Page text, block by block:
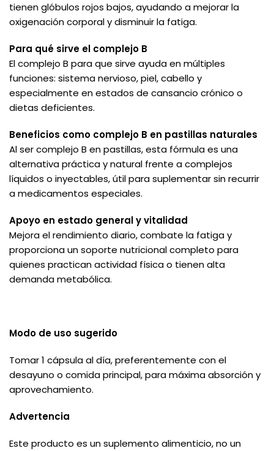
tienen glóbulos rojos bajos, ayudando a mejorar la
oxigenación corporal y disminuir la fatiga.
Para qué sirve el complejo B
El complejo B para que sirve ayuda en múltiples
funciones: sistema nervioso, piel, cabello y
especialmente en estados de cansancio crónico o
dietas deficientes.
Beneficios como complejo B en pastillas naturales
Al ser complejo B en pastillas, esta fórmula es una
alternativa práctica y natural frente a complejos
líquidos o inyectables, útil para suplementar sin recurrir
a medicamentos especiales.
Apoyo en estado general y vitalidad
Mejora el rendimiento diario, combate la fatiga y
proporciona un soporte nutricional completo para
quienes practican actividad física o tienen alta
demanda metabólica.
Modo de uso sugerido
Tomar 1 cápsula al día, preferentemente con el
desayuno o comida principal, para máxima absorción y
aprovechamiento.
Advertencia
Este producto es un suplemento alimenticio, no un